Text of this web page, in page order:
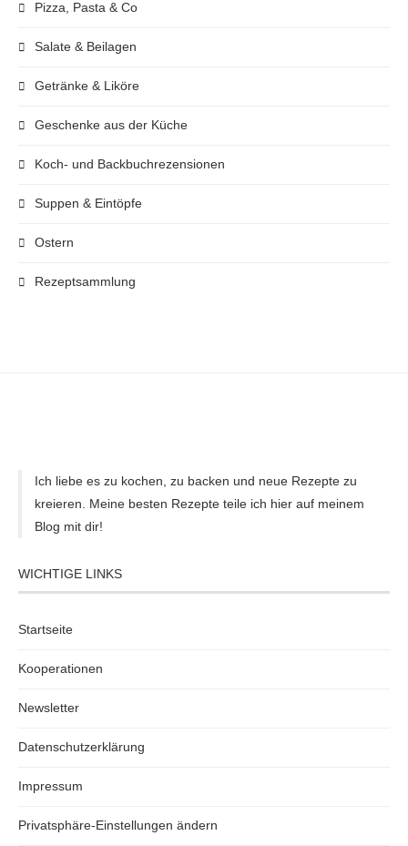
Pizza, Pasta & Co
Salate & Beilagen
Getränke & Liköre
Geschenke aus der Küche
Koch- und Backbuchrezensionen
Suppen & Eintöpfe
Ostern
Rezeptsammlung
Ich liebe es zu kochen, zu backen und neue Rezepte zu
kreieren. Meine besten Rezepte teile ich hier auf meinem
Blog mit dir!
WICHTIGE LINKS
Startseite
Kooperationen
Newsletter
Datenschutzerklärung
Impressum
Privatsphäre-Einstellungen ändern